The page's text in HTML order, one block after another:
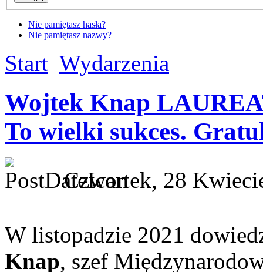
Nie pamiętasz hasła?
Nie pamiętasz nazwy?
Start Wydarzenia
Wojtek Knap
To wielki sukces.
Czwartek, 28
W listopadzie 2021
Knap, szef